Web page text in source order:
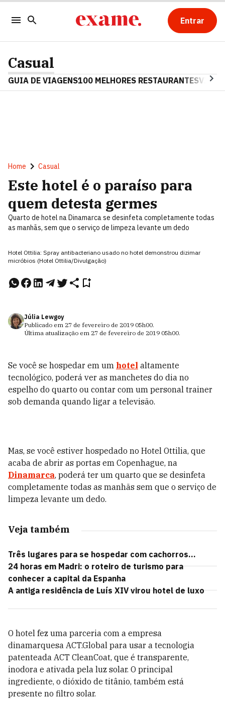
Entrar
Casual
GUIA DE VIAGENS100 MELHORES RESTAURANTES
Home Casual
Este hotel é o paraíso para
quem detesta germes
Quarto de hotel na Dinamarca se desinfeta completamente todas
as manhãs, sem que o serviço de limpeza levante um dedo
Hotel Ottilia: Spray antibacteriano usado no hotel demonstrou dizimar
micróbios (Hotel Ottilia/Divulgação)
Júlia Lewgoy
Publicado em 27 de fevereiro de 2019 05h00.
Última atualização em 27 de fevereiro de 2019 05h00.
Se você se hospedar em um hotel altamente
tecnológico, poderá ver as manchetes do dia no
espelho do quarto ou contar com um personal trainer
sob demanda quando ligar a televisão.
Mas, se você estiver hospedado no Hotel Ottilia, que
acaba de abrir as portas em Copenhague, na
Dinamarca, poderá ter um quarto que se desinfeta
completamente todas as manhãs sem que o serviço de
limpeza levante um dedo.
Veja também
Três lugares para se hospedar com cachorros...
24 horas em Madri: o roteiro de turismo para
conhecer a capital da Espanha
A antiga residência de Luís XIV virou hotel de luxo
O hotel fez uma parceria com a empresa
dinamarquesa ACT.Global para usar a tecnologia
patenteada ACT CleanCoat, que é transparente,
inodora e ativada pela luz solar. O principal
ingrediente, o dióxido de titânio, também está
presente no filtro solar.